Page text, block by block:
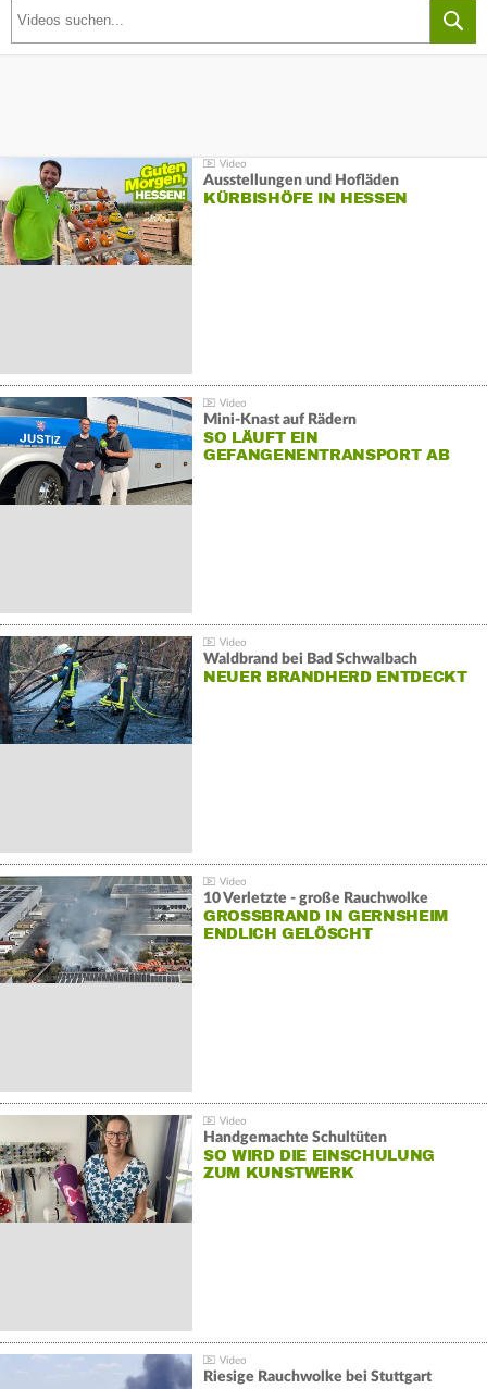
Ausstellungen und Hofläden
KÜRBISHÖFE IN HESSEN
Mini-Knast auf Rädern
SO LÄUFT EIN
GEFANGENENTRANSPORT AB
Waldbrand bei Bad Schwalbach
NEUER BRANDHERD ENTDECKT
10 Verletzte - große Rauchwolke
GROSSBRAND IN GERNSHEIM E
NDLICH GELÖSCHT
Handgemachte Schultüten
SO WIRD DIE EINSCHULUNG
ZUM KUNSTWERK
Riesige Rauchwolke bei Stuttgart